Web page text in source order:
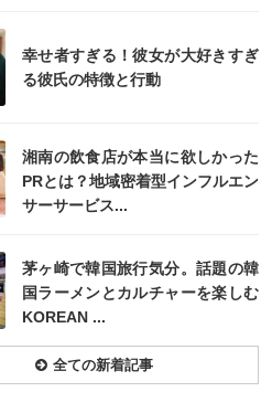
幸せ者すぎる！彼女が大好きすぎ
る彼氏の特徴と行動
湘南の飲食店が本当に欲しかった
PRとは？地域密着型インフルエン
サーサービス...
茅ヶ崎で韓国旅行気分。話題の韓
国ラーメンとカルチャーを楽しむ
KOREAN ...
全ての新着記事